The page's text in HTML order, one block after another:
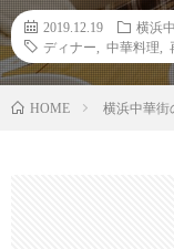
2019.12.19
横浜
ディナー
中華料理
HOME 横浜中華街